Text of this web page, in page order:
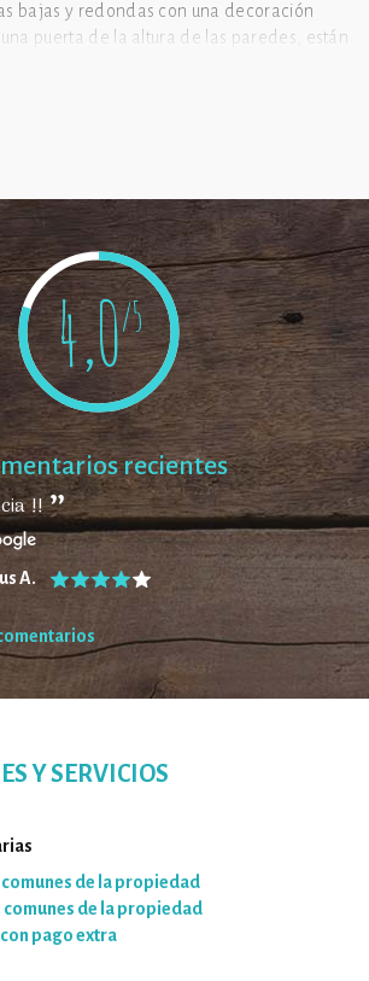
bajas y redondas con una decoración
puerta de la altura de las paredes, están
para que puedas descubrir la
4,0/5
recientes
!!
A.
Y SERVICIOS
comunes de la propiedad
comunes de la propiedad
pago extra